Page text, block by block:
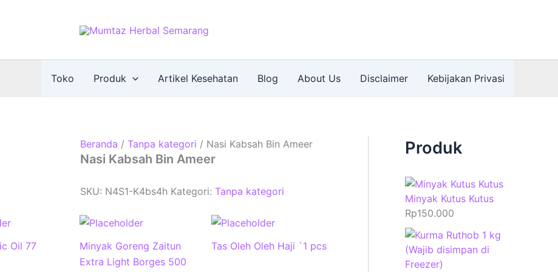
Toko Produk Artikel Kesehatan Blog About Us Disclaimer Kebijakan Privasi
Beranda /Tanpa kategori / Nasi Kabsah Bin Ameer
Nasi Kabsah Bin Ameer
SKU: N4S1-K4bs4h Kategori:Tanpa kategori
Oil 77
Minyak Goreng Zaitun
Extra Light Borges 500
Tas Oleh Oleh Haji `1 pcs
Produk
Minyak Kutus Kutus
Rp150.000